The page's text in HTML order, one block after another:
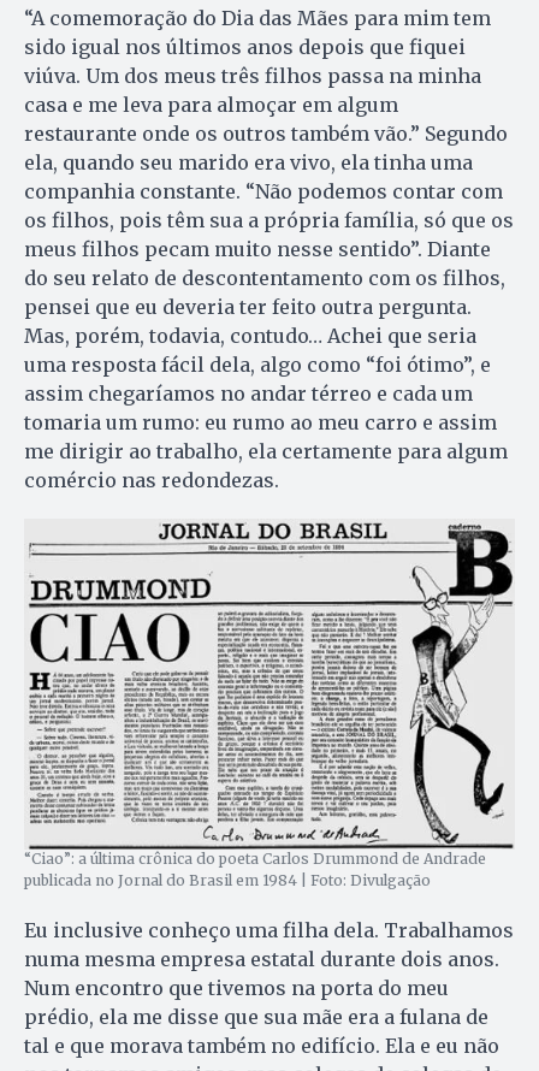
“A comemoração do Dia das Mães para mim tem
sido igual nos últimos anos depois que fiquei
viúva. Um dos meus três filhos passa na minha
casa e me leva para almoçar em algum
restaurante onde os outros também vão.” Segundo
ela, quando seu marido era vivo, ela tinha uma
companhia constante. “Não podemos contar com
os filhos, pois têm sua a própria família, só que os
meus filhos pecam muito nesse sentido”. Diante
do seu relato de descontentamento com os filhos,
pensei que eu deveria ter feito outra pergunta.
Mas, porém, todavia, contudo… Achei que seria
uma resposta fácil dela, algo como “foi ótimo”, e
assim chegaríamos no andar térreo e cada um
tomaria um rumo: eu rumo ao meu carro e assim
me dirigir ao trabalho, ela certamente para algum
comércio nas redondezas.
“Ciao”: a última crônica do poeta Carlos Drummond de Andrade
publicada no Jornal do Brasil em 1984 | Foto: Divulgação
Eu inclusive conheço uma filha dela. Trabalhamos
numa mesma empresa estatal durante dois anos.
Num encontro que tivemos na porta do meu
prédio, ela me disse que sua mãe era a fulana de
tal e que morava também no edifício. Ela e eu não